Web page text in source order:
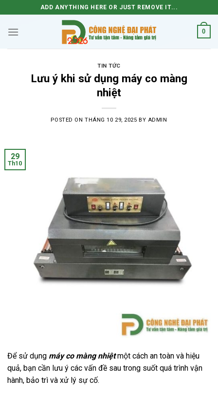
to
content
ADD ANYTHING HERE OR JUST REMOVE IT...
0
TIN TỨC
Lưu ý khi sử dụng máy co màng
nhiệt
POSTED ON THÁNG 10 29, 2025 BY ADMIN
29
Th10
Để sử dụng máy co màng nhiệtmột cách an toàn và hiệu
quả, bạn cần lưu ý các vấn đề sau trong suốt quá trình vận
hành, bảo trì và xử lý sự cố.